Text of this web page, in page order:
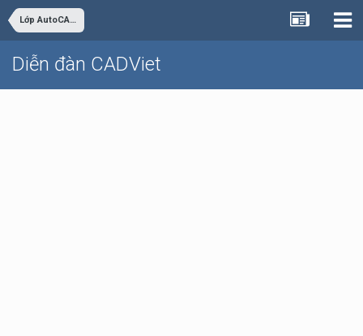
Lớp AutoCAD Cơ bản trực tuyến
Diễn đàn CADViet